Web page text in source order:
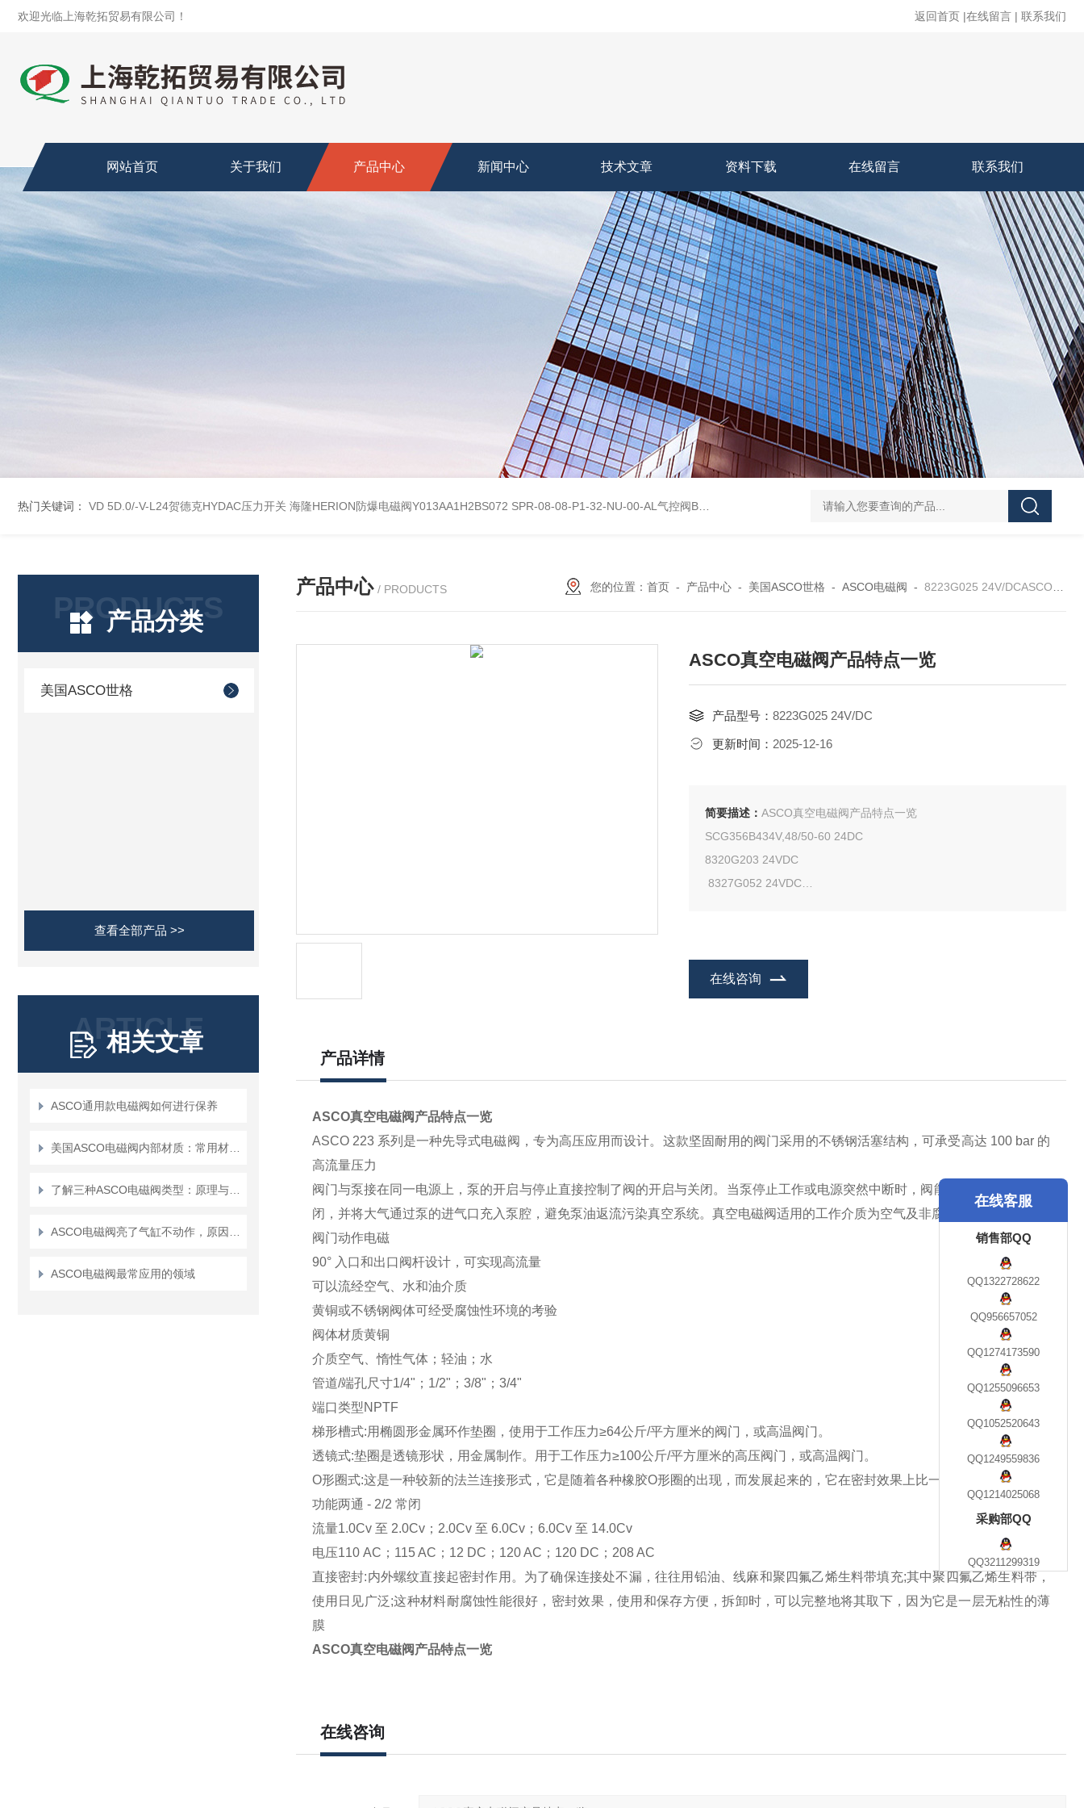
欢迎光临上海乾拓贸易有限公司！ 返回首页 |在线留言 | 联系我们
网站首页 关于我们 产品中心 新闻中心 技术文章 资料下载 在线留言 联系我们
热门关键词： VD 5D.0/-V-L24贺德克HYDAC压力开关 海隆HERION防爆电磁阀Y013AA1H2BS072 SPR-08-08-P1-32-NU-00-AL气控阀BIFOLD百弗参考数据 CXHAXANSUN单向阀安装与维护 R900432915
PRODUCTS
产品分类
美国ASCO世格
查看全部产品 >>
ARTICLE
相关文章
ASCO通用款电磁阀如何进行保养
ASCO电磁阀最常应用的领域
产品中心 / PRODUCTS 您的位置： 首页- 产品中心- 美国ASCO世格 - ASCO电磁阀 - 8223G025 24V/DCASCO真空电磁阀产品特点一览
ASCO真空电磁阀产品特点一览
产品型号： 8223G025 24V/DC
更新时间： 2025-12-16
简要描述： ASCO真空电磁阀产品特点一览
SCG356B434V,48/50-60 24DC
8320G203 24VDC
8327G052 24VDC
在线咨询
产品详情
ASCO真空电磁阀产品特点一览
ASCO 223 系列是一种先导式电磁阀，专为高压应用而设计。这款坚固耐用的阀门采用的不锈钢活塞结构，可承受高达 100 bar 的
高流量压力
阀门与泵接在同一电源上，泵的开启与停止直接控制了阀的开启与关闭。当泵停止工作或电源突然中断时，阀能自动将真空系统封
闭，并将大气通过泵的进气口充入泵腔，避免泵油返流污染真空系统。真空电磁阀适用的工作介质为空气及非腐蚀性气体。
阀门动作电磁
90° 入口和出口阀杆设计，可实现高流量
可以流经空气、水和油介质
黄铜或不锈钢阀体可经受腐蚀性环境的考验
阀体材质黄铜
介质空气、惰性气体；轻油；水
管道/端孔尺寸1/4"；1/2"；3/8"；3/4"
端口类型NPTF
梯形槽式:用椭圆形金属环作垫圈，使用于工作压力≥64公斤/平方厘米的阀门，或高温阀门。
透镜式:垫圈是透镜形状，用金属制作。用于工作压力≥100公斤/平方厘米的高压阀门，或高温阀门。
O形圈式:这是一种较新的法兰连接形式，它是随着各种橡胶O形圈的出现，而发展起来的，它在密封效果上比一般平垫圈可靠。
功能两通 - 2/2 常闭
流量1.0Cv 至 2.0Cv；2.0Cv 至 6.0Cv；6.0Cv 至 14.0Cv
电压110 AC；115 AC；12 DC；120 AC；120 DC；208 AC
直接密封:内外螺纹直接起密封作用。为了确保连接处不漏，往往用铅油、线麻和聚四氟乙烯生料带填充;其中聚四氟乙烯生料带，
使用日见广泛;这种材料耐腐蚀性能很好，密封效果，使用和保存方便，拆卸时，可以完整地将其取下，因为它是一层无粘性的薄
膜
ASCO真空电磁阀产品特点一览
在线咨询
在线客服
销售部QQ
QQ1322728622
QQ956657052
QQ1274173590
QQ1255096653
QQ1052520643
QQ1249559836
QQ1214025068
采购部QQ
QQ3211299319